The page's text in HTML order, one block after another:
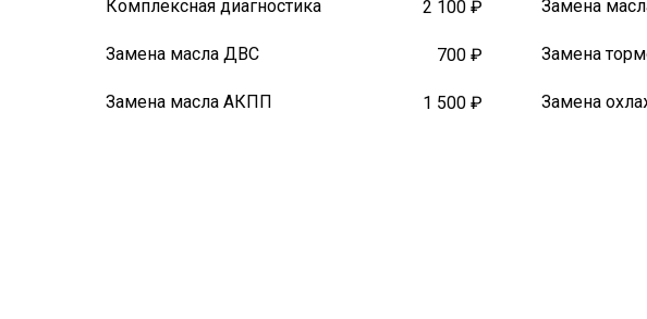
Комплексная диагностика 2 100 ₽
Замена масла ДВС 700 ₽
Замена масла АКПП 1 500 ₽
Замена
Замена
Замена